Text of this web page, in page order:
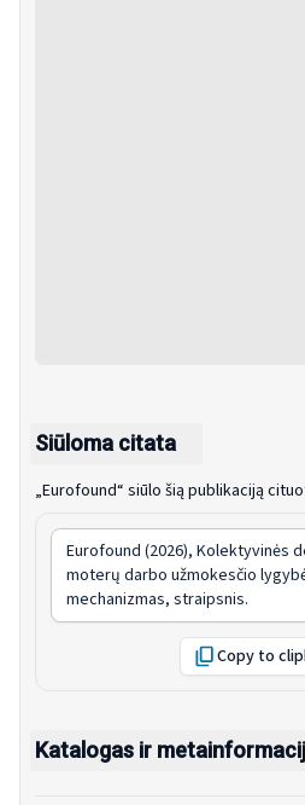
Siūloma citata
„Eurofound“ siūlo šią publikaciją
Eurofound (2026), Kolektyvinės
moterų darbo užmokesčio
mechanizmas, straipsnis.
Copy to
Katalogas ir